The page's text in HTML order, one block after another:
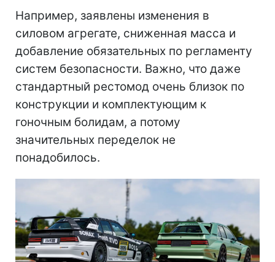
Например, заявлены изменения в
силовом агрегате, сниженная масса и
добавление обязательных по регламенту
систем безопасности. Важно, что даже
стандартный рестомод очень близок по
конструкции и комплектующим к
гоночным болидам, а потому
значительных переделок не
понадобилось.